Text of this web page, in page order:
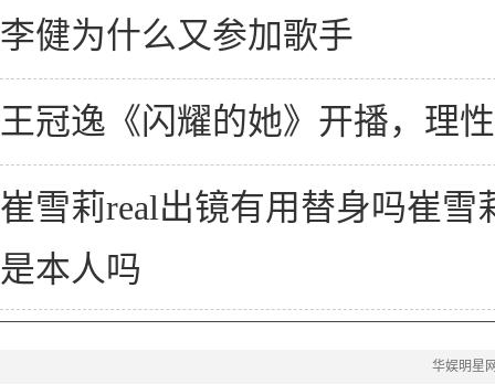
李健为什么又参加歌手
王冠逸《闪耀的她》开播，理
崔雪莉real出镜有用替身吗崔雪
是本人吗
华娱明星